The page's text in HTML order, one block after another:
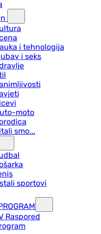
i tehnologija
i seks
moto
smo...
sportovi
Raspored